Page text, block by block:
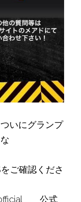
いにグランプ
ご確認くださ
公式